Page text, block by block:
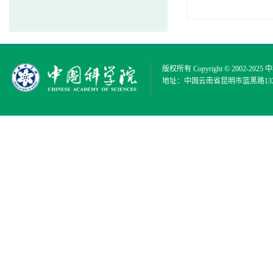
版权所有 Copyright © 2002-2025
地址：中国云南省昆明市蓝黑路